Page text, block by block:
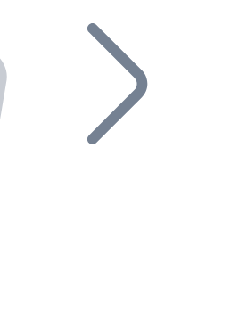
Bitnovo
dans votre entreprise et
votre écosystème.
de distributeurs et
votre projet à notre service